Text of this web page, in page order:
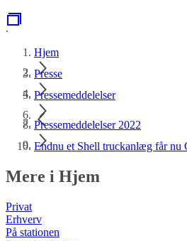
.
Hjem
Presse
Pressemeddelelser
Pressemeddelelser 2022
Endnu et Shell truckanlæg får nu
Mere i Hjem
Privat
Erhverv
På stationen